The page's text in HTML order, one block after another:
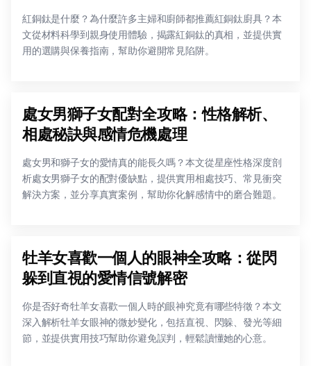
紅銅鈦是什麼？為什麼許多主婦和廚師都推薦紅銅鈦廚具？本
文從材料科學到親身使用體驗，揭露紅銅鈦的真相，並提供實
用的選購與保養指南，幫助你避開常見陷阱。
處女男獅子女配對全攻略：性格解析、
相處秘訣與感情危機處理
處女男和獅子女的愛情真的能長久嗎？本文從星座性格深度剖
析處女男獅子女的配對優缺點，提供實用相處技巧、常見衝突
解決方案，並分享真實案例，幫助你化解感情中的磨合難題。
牡羊女喜歡一個人的眼神全攻略：從閃
躲到直視的愛情信號解密
你是否好奇牡羊女喜歡一個人時的眼神究竟有哪些特徵？本文
深入解析牡羊女眼神的微妙變化，包括直視、閃躲、發光等細
節，並提供實用技巧幫助你避免誤判，輕鬆讀懂她的心意。